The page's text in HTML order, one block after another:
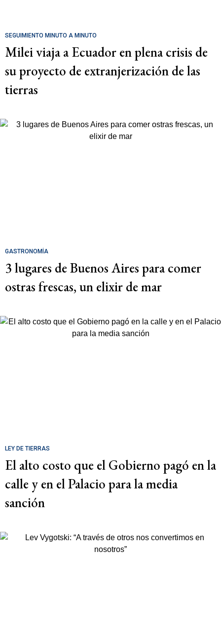
SEGUIMIENTO MINUTO A MINUTO
Milei viaja a Ecuador en plena crisis de
su proyecto de extranjerización de las
tierras
GASTRONOMÍA
3 lugares de Buenos Aires para comer
ostras frescas, un elixir de mar
LEY DE TIERRAS
El alto costo que el Gobierno pagó en la
calle y en el Palacio para la media
sanción